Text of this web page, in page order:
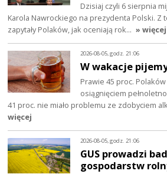
Dzisiaj czyli 6 sierpnia
Karola Nawrockiego na prezydenta Polski. Z
zapytały Polaków, jak oceniają rok… » więcej
2026-08-05, godz. 21:06
W wakacje
Prawie 45 proc.
osiągnięciem
41 proc. nie miało problemu ze zdobyciem
więcej
2026-08-05, godz. 21:06
GUS prowadzi
gospodarstw